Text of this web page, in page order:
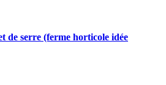
de serre (ferme horticole idée